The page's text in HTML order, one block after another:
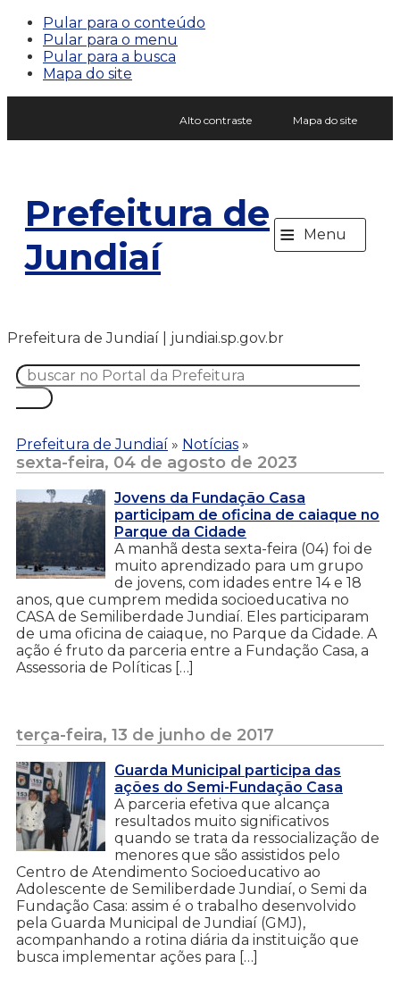
Pular para o conteúdo
Pular para o menu
Pular para a busca
Mapa do site
Alto contraste Mapa do site
Prefeitura de
Jundiaí
≡ Menu
Prefeitura de Jundiaí | jundiai.sp.gov.br
Prefeitura de Jundiaí » Notícias »
sexta-feira, 04 de agosto de 2023
Jovens da Fundação Casa
participam de oficina de caiaque no
Parque da Cidade
A manhã desta sexta-feira (04) foi de
muito aprendizado para um grupo
de jovens, com idades entre 14 e 18
anos, que cumprem medida socioeducativa no
CASA de Semiliberdade Jundiaí. Eles participaram
de uma oficina de caiaque, no Parque da Cidade. A
ação é fruto da parceria entre a Fundação Casa, a
Assessoria de Políticas […]
terça-feira, 13 de junho de 2017
Guarda Municipal participa das
ações do Semi-Fundação Casa
A parceria efetiva que alcança
resultados muito significativos
quando se trata da ressocialização de
menores que são assistidos pelo
Centro de Atendimento Socioeducativo ao
Adolescente de Semiliberdade Jundiaí, o Semi da
Fundação Casa: assim é o trabalho desenvolvido
pela Guarda Municipal de Jundiaí (GMJ),
acompanhando a rotina diária da instituição que
busca implementar ações para […]